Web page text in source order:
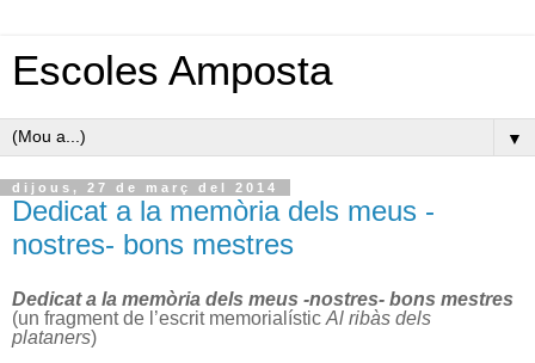
Escoles Amposta
▼
dijous, 27 de març del 2014
Dedicat a la memòria dels meus -
nostres- bons mestres
Dedicat a la memòria dels meus -nostres- bons mestres
(un fragment de l’escrit memorialístic Al ribàs dels
plataners)